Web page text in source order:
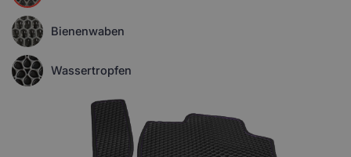
Bienenwaben
Wassertropfen